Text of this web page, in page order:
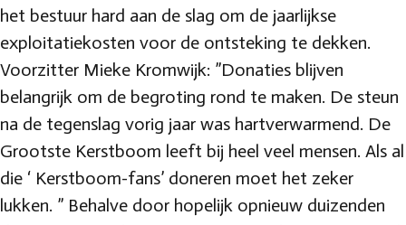
het bestuur hard aan de slag om de jaarlijkse
exploitatiekosten voor de ontsteking te dekken.
Voorzitter Mieke Kromwijk: ”Donaties blijven
belangrijk om de begroting rond te maken. De steun
na de tegenslag vorig jaar was hartverwarmend. De
Grootste Kerstboom leeft bij heel veel mensen. Als al
die ‘ Kerstboom-fans’ doneren moet het zeker
lukken. ” Behalve door hopelijk opnieuw duizenden